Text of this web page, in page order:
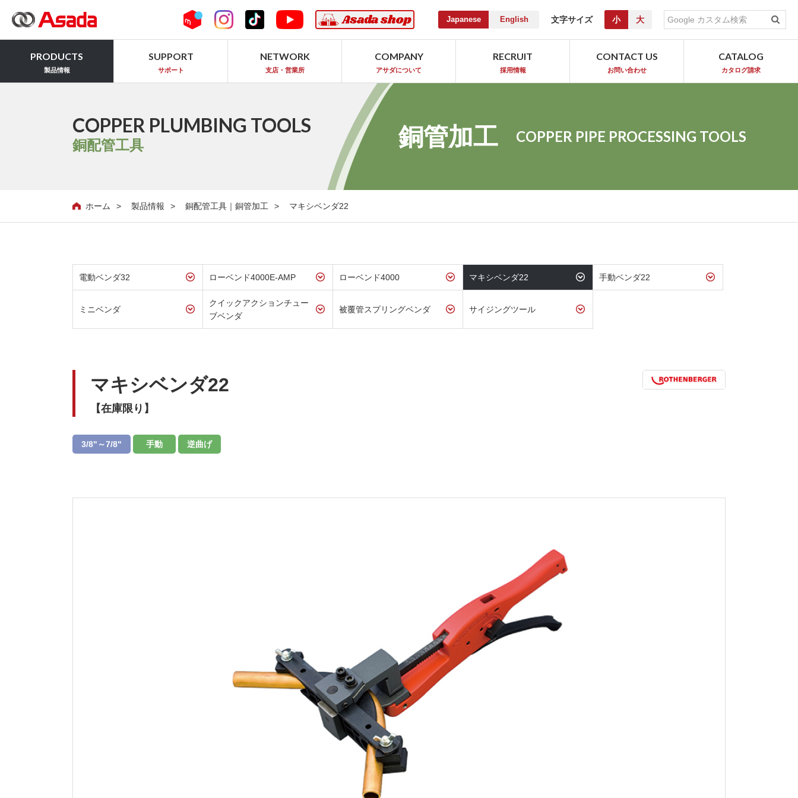
Japanese English 文字サイズ 小 大
PRODUCTS
製品情報
SUPPORT
サポート
NETWORK
支店・営業所
COMPANY
アサダについて
RECRUIT
採用情報
CONTACT US
お問い合わせ
CATALOG
カタログ請求
COPPER PLUMBING TOOLS
銅配管工具 銅管加工 COPPER PIPE PROCESSING TOOLS
ホーム 製品情報 銅配管工具｜銅管加工 マキシベンダ22
電動ベンダ32 ローベンド4000E-AMP ローベンド4000 マキシベンダ22 手動ベンダ22
ミニベンダ
クイックアクションチュー
ブベンダ
被覆管スプリングベンダ サイジングツール
マキシベンダ22
【在庫限り】
3/8"～7/8" 手動 逆曲げ